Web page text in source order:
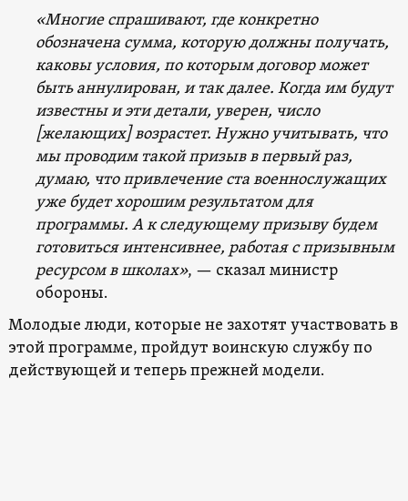
«Многие спрашивают, где конкретно
обозначена сумма, которую должны получать,
каковы условия, по которым договор может
быть аннулирован, и так далее. Когда им будут
известны и эти детали, уверен, число
[желающих] возрастет. Нужно учитывать, что
мы проводим такой призыв в первый раз,
думаю, что привлечение ста военнослужащих
уже будет хорошим результатом для
программы. А к следующему призыву будем
готовиться интенсивнее, работая с призывным
ресурсом в школах», — сказал министр
обороны.
Молодые люди, которые не захотят участвовать в
этой программе, пройдут воинскую службу по
действующей и теперь прежней модели.